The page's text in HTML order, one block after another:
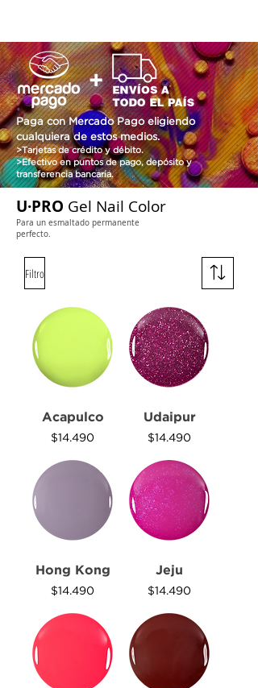
Paga con Mercado Pago eligiendo
cualquiera de estos medios.
>Tarjetas de crédito y débito.
>Efectivo en puntos de pago, depósito y
transferencia bancaria.
U·PRO Gel Nail Color
Para un esmaltado permanente
perfecto.
Filtro
Acapulco
Precio
$14.490
Udaipur
Precio
$14.490
Hong Kong
Precio
$14.490
Jeju
Precio
$14.490